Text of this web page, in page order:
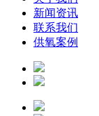
新闻资讯
联系我们
供氧案例